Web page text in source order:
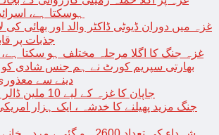
ہوسکتا ہے،
غزہ میں دوران ڈیوٹی ڈاکٹر والد اور بھائی کی
جذبات پر
غزہ جنگ کا اگلا مرحلہ مختلف ہو سکتا ہے،
بھارتی سپریم کورٹ نے ہم جنس شادی کو
دینے سے
جاپان کا غزہ کے لیے 10 ملین ڈالر امداد کا اعلان
جنگ مزید پھیلنے کا خدشہ ، ایک ہزار